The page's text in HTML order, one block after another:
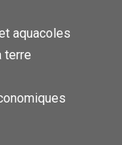
aquacoles
terre